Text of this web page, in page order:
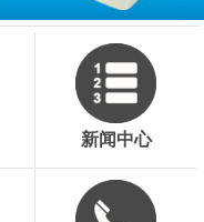
新闻中心